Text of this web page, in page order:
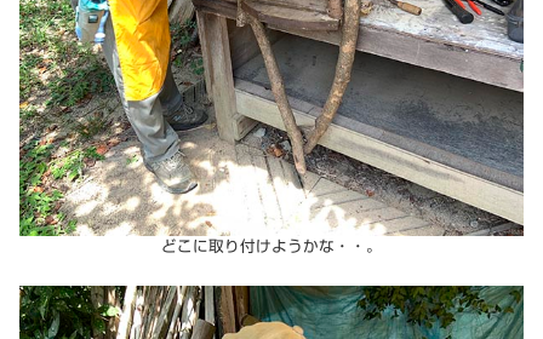
どこに取り付けようかな・・。